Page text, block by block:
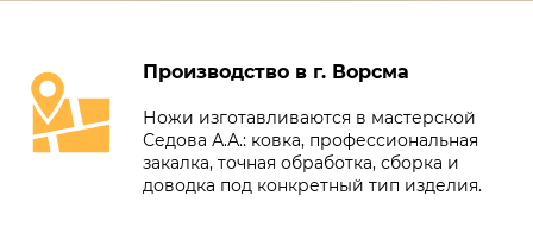
Производство в г. Ворсма
Ножи изготавливаются в мастерской
Седова А.А.: ковка, профессиональная
закалка, точная обработка, сборка и
доводка под конкретный тип изделия.